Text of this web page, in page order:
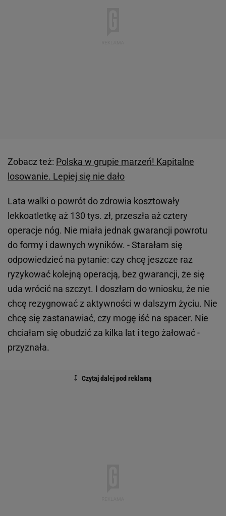
Zobacz też: Polska w grupie marzeń! Kapitalne
losowanie. Lepiej się nie dało
Lata walki o powrót do zdrowia kosztowały
lekkoatletkę aż 130 tys. zł, przeszła aż cztery
operacje nóg. Nie miała jednak gwarancji powrotu
do formy i dawnych wyników. - Starałam się
odpowiedzieć na pytanie: czy chcę jeszcze raz
ryzykować kolejną operacją, bez gwarancji, że się
uda wrócić na szczyt. I doszłam do wniosku, że nie
chcę rezygnować z aktywności w dalszym życiu. Nie
chcę się zastanawiać, czy mogę iść na spacer. Nie
chciałam się obudzić za kilka lat i tego żałować -
przyznała.